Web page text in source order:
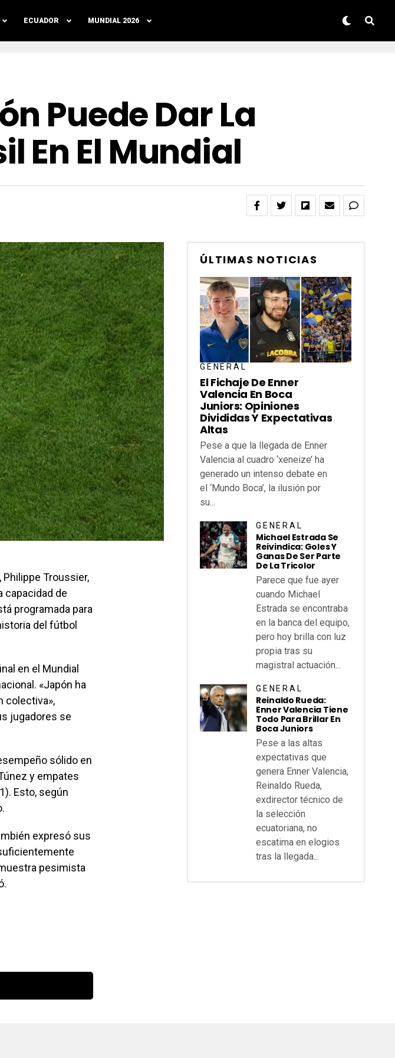
ECUADOR MUNDIAL 2026
Puede Dar La
En El Mundial
Troussier,
capacidad de
programada para
del fútbol
en el Mundial
«Japón ha
colectiva»,
jugadores se
sólido en
y empates
Esto, según
expresó sus
pesimista
ÚLTIMAS NOTICIAS
GENERAL
El Fichaje De Enner
Valencia En Boca
Juniors: Opiniones
Divididas Y Expectativas
Altas
Pese a que la llegada de Enner
Valencia al cuadro ‘xeneize’ ha
generado un intenso debate en
el ‘Mundo Boca’, la ilusión por
su...
GENERAL
Michael Estrada Se
Reivindica: Goles Y
Ganas De Ser Parte
De La Tricolor
Parece que fue ayer
cuando Michael
Estrada se encontraba
en la banca del equipo,
pero hoy brilla con luz
propia tras su
magistral actuación...
GENERAL
Reinaldo Rueda:
Enner Valencia Tiene
Todo Para Brillar En
Boca Juniors
Pese a las altas
expectativas que
genera Enner Valencia,
Reinaldo Rueda,
exdirector técnico de
la selección
ecuatoriana, no
escatima en elogios
tras la llegada...